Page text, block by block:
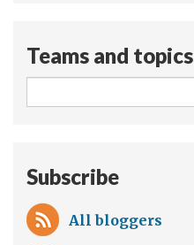
Teams and topics
Subscribe
All bloggers